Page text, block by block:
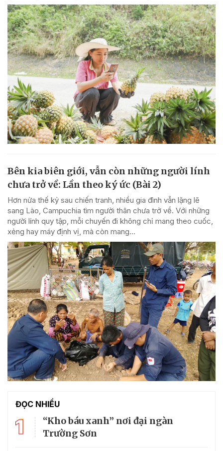
Bên kia biên giới, vẫn còn những người lính
chưa trở về: Lần theo ký ức (Bài 2)
Hơn nửa thế kỷ sau chiến tranh, nhiều gia đình vẫn lặng lẽ
sang Lào, Campuchia tìm người thân chưa trở về. Với những
người lính quy tập, mỗi chuyến đi không chỉ mang theo cuốc,
xẻng hay máy định vị, mà còn mang...
ĐỌC NHIỀU
1
“Kho báu xanh” nơi đại ngàn
Trường Sơn